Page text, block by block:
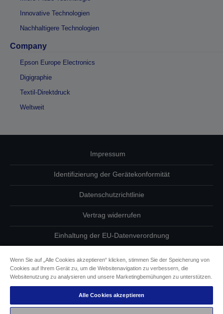
Innovative Technologien
Nachhaltigere Technologien
Company
Epson Europe Electronics
Digigraphie
Textil-Direktdruck
Weltweit
Impressum
Identifizierung der Gerätekonformität
Datenschutzrichtlinie
Vertrag widerrufen
Einhaltung der EU-Datenverordnung
Informationen zu Cookies
Epson Engagement für Barrierefreiheit
Wenn Sie auf „Alle Cookies akzeptieren“ klicken, stimmen Sie der Speicherung von
Cookies auf Ihrem Gerät zu, um die Websitenavigation zu verbessern, die
Websitenutzung zu analysieren und unsere Marketingbemühungen zu unterstützen.
Alle Cookies akzeptieren